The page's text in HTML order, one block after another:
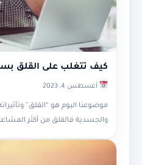
كيف تتغلب على القلق
أغسطس 4, 2023
موضوعنا اليوم هو “القلق”
والجسدية فالقلق من أكثر